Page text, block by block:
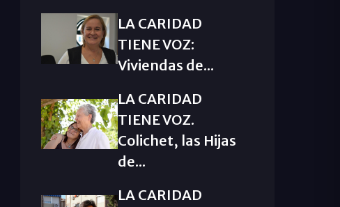
LA CARIDAD
TIENE VOZ:
Viviendas de...
LA CARIDAD
TIENE VOZ.
Colichet, las Hijas
de...
LA CARIDAD